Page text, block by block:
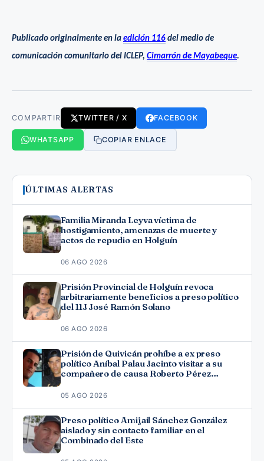
Publicado originalmente en la edición 116 del medio de
comunicación comunitario del ICLEP, Cimarrón de Mayabeque.
COMPARTIR TWITTER / X FACEBOOK
WHATSAPP COPIAR ENLACE
ÚLTIMAS ALERTAS
Familia Miranda Leyva víctima de
hostigamiento, amenazas de muerte y
actos de repudio en Holguín
06 AGO 2026
Prisión Provincial de Holguín revoca
arbitrariamente beneficios a preso político
del 11J José Ramón Solano
06 AGO 2026
Prisión de Quivicán prohíbe a ex preso
político Aníbal Palau Jacinto visitar a su
compañero de causa Roberto Pérez
05 AGO 2026
Preso político Amijail Sánchez González
aislado y sin contacto familiar en el
Combinado del Este